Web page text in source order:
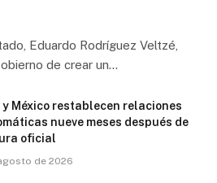
Eduardo Rodríguez Veltzé,
de crear un…
y México restablecen relaciones
nueve meses después de
oficial
de 2026